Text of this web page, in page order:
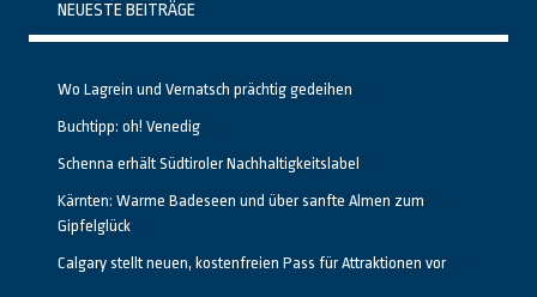
NEUESTE BEITRÄGE
Wo Lagrein und Vernatsch prächtig gedeihen
Buchtipp: oh! Venedig
Schenna erhält Südtiroler Nachhaltigkeitslabel
Kärnten: Warme Badeseen und über sanfte Almen zum
Gipfelglück
Calgary stellt neuen, kostenfreien Pass für Attraktionen vor